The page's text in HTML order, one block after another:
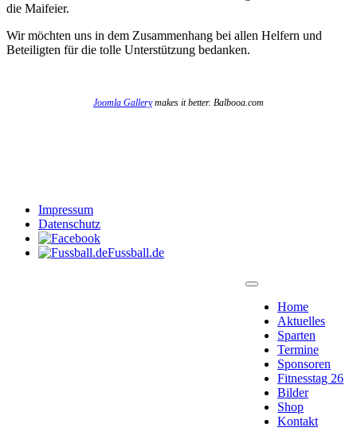
die Maifeier.
Wir möchten uns in dem Zusammenhang bei allen Helfern und
Beteiligten für die tolle Unterstützung bedanken.
Joomla Gallerymakes it better. Balbooa.com
Impressum
Datenschutz
Fussball.de
Home
Aktuelles
Sparten
Termine
Sponsoren
Fitnesstag 26
Bilder
Shop
Kontakt